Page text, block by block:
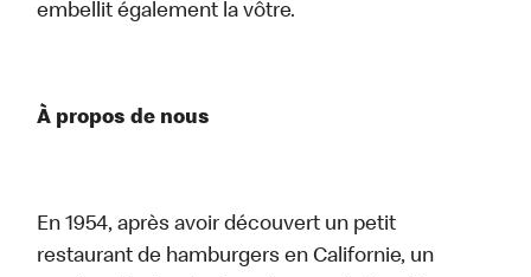
embellit également la vôtre.
À propos de nous
En 1954, après avoir découvert un petit
restaurant de hamburgers en Californie, un